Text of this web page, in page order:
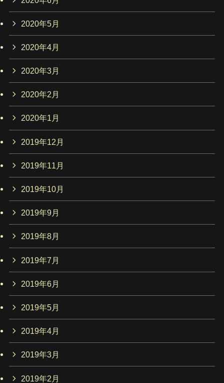
2020年5月
2020年4月
2020年3月
2020年2月
2020年1月
2019年12月
2019年11月
2019年10月
2019年9月
2019年8月
2019年7月
2019年6月
2019年5月
2019年4月
2019年3月
2019年2月